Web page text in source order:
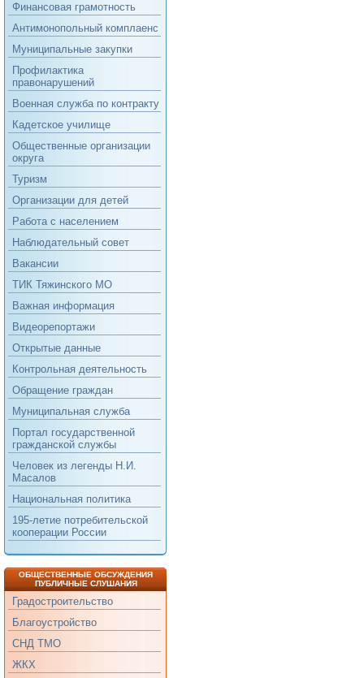
Финансовая грамотность
Антимонопольный комплаенс
Муниципальные закупки
Профилактика
правонарушений
Военная служба по контракту
Кадетское училище
Общественные организации
округа
Туризм
Организации для детей
Работа с населением
Наблюдательный совет
Вакансии
ТИК Тяжинского МО
Важная информация
Видеорепортажи
Открытые данные
Контрольная деятельность
Обращение граждан
Муниципальная служба
Портал государственной
гражданской службы
Человек из легенды Н.И.
Масалов
Национальная политика
195-летие потребительской
кооперации России
ОБЩЕСТВЕННЫЕ ОБСУЖДЕНИЯ
ПУБЛИЧНЫЕ СЛУШАНИЯ
Градостроительство
Благоустройство
СНД ТМО
ЖКХ